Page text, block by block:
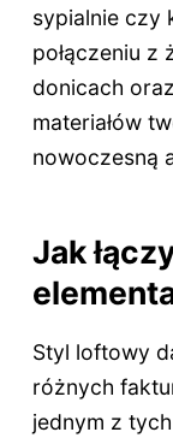
sypialnie czy
połączeniu z
donicach
materiałów
nowoczesną
Jak
Styl loftowy
różnych
jednym z